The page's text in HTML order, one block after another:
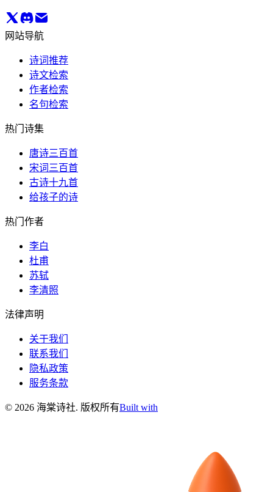
网站导航
诗词推荐
诗文检索
作者检索
名句检索
热门诗集
唐诗三百首
宋词三百首
古诗十九首
给孩子的诗
热门作者
李白
杜甫
苏轼
李清照
法律声明
关于我们
联系我们
隐私政策
服务条款
© 2026 海棠诗社. 版权所有Built with